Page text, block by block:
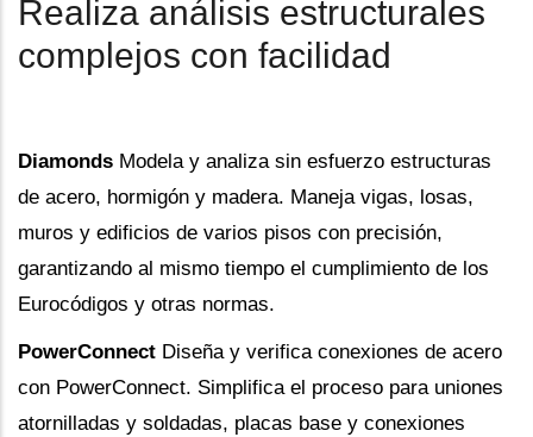
Realiza análisis estructurales
complejos con facilidad
Diamonds Modela y analiza sin esfuerzo estructuras
de acero, hormigón y madera. Maneja vigas, losas,
muros y edificios de varios pisos con precisión,
garantizando al mismo tiempo el cumplimiento de los
Eurocódigos y otras normas.
PowerConnect Diseña y verifica conexiones de acero
con PowerConnect. Simplifica el proceso para uniones
atornilladas y soldadas, placas base y conexiones